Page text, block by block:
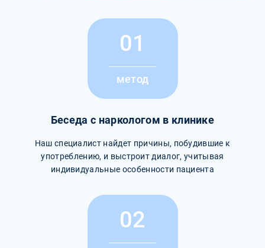
01
метод
Беседа с наркологом в клинике
Наш специалист найдет причины, побудившие к
употреблению, и выстроит диалог, учитывая
индивидуальные особенности пациента
02